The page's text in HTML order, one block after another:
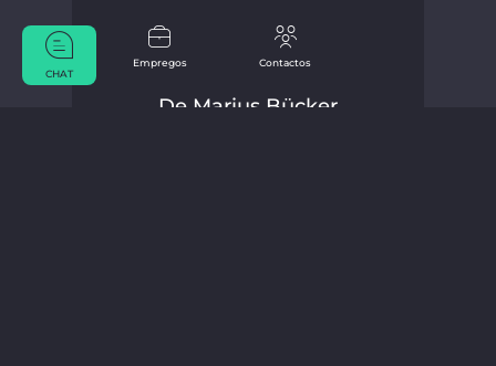
Empregos
Contactos
CHAT
De Marius Bücker